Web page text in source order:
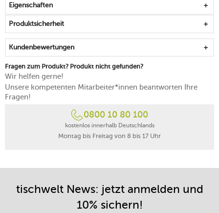
Eigenschaften
Produktsicherheit
Kundenbewertungen
Fragen zum Produkt? Produkt nicht gefunden?
Wir helfen gerne!
Unsere kompetenten Mitarbeiter*innen beantworten Ihre
Fragen!
0800 10 80 100
kostenlos innerhalb Deutschlands
Montag bis Freitag von 8 bis 17 Uhr
tischwelt News: jetzt anmelden und
10% sichern!